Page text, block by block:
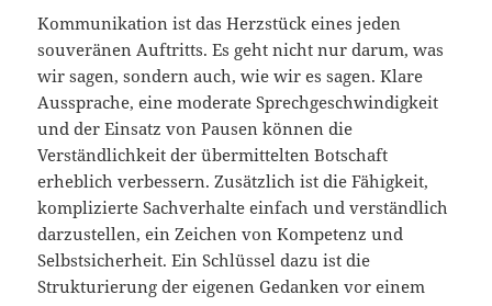
Kommunikation ist das Herzstück eines jeden
souveränen Auftritts. Es geht nicht nur darum, was
wir sagen, sondern auch, wie wir es sagen. Klare
Aussprache, eine moderate Sprechgeschwindigkeit
und der Einsatz von Pausen können die
Verständlichkeit der übermittelten Botschaft
erheblich verbessern. Zusätzlich ist die Fähigkeit,
komplizierte Sachverhalte einfach und verständlich
darzustellen, ein Zeichen von Kompetenz und
Selbstsicherheit. Ein Schlüssel dazu ist die
Strukturierung der eigenen Gedanken vor einem